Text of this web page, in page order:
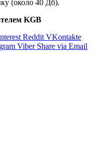
(около 40 Дб).
KGB
Reddit VKontakte
Viber Share via Email